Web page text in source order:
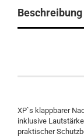
Beschreibung
XP`s klappbarer
inklusive
praktischer